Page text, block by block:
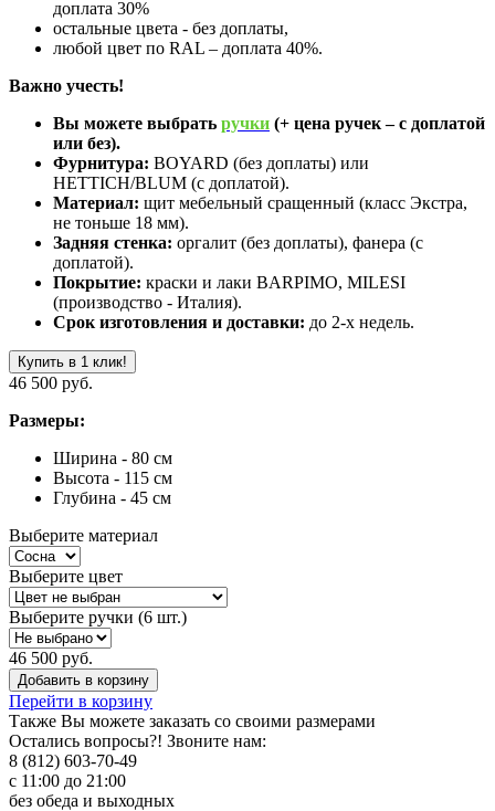
доплата 30%
остальные цвета - без доплаты,
любой цвет по RAL – доплата 40%.
Важно учесть!
Вы можете выбрать ручки (+ цена ручек – с доплатой
или без).
Фурнитура: BOYARD (без доплаты) или
HETTICH/BLUM (с доплатой).
Материал: щит мебельный сращенный (класс Экстра,
не тоньше 18 мм).
Задняя стенка: оргалит (без доплаты), фанера (с
доплатой).
Покрытие: краски и лаки BARPIMO, MILESI
(производство - Италия).
Срок изготовления и доставки: до 2-х недель.
Купить в 1 клик!
46 500 руб.
Размеры:
Ширина - 80 см
Высота - 115 см
Глубина - 45 см
Выберите материал
Выберите цвет
Выберите ручки (6 шт.)
46 500 руб.
Добавить в корзину
Перейти в корзину
Также Вы можете заказать со своими размерами
Остались вопросы?! Звоните нам:
8 (812) 603-70-49
с 11:00 до 21:00
без обеда и выходных